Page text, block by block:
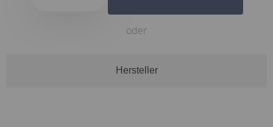
oder
Hersteller